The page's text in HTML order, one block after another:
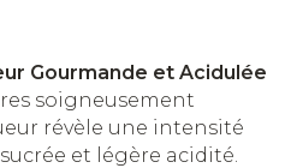
Gourmande et Acidulée
soigneusement
révèle une intensité
et légère acidité.